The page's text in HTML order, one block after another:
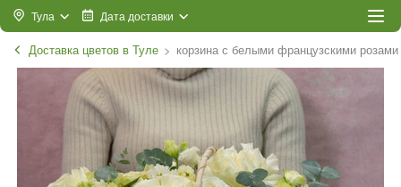
Тула Дата доставки
Доставка цветов в Туле корзина с белыми французскими розами